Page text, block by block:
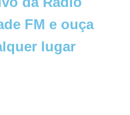
FM e ouça
lugar